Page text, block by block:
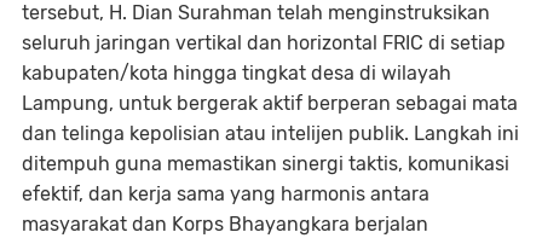
tersebut, H. Dian Surahman telah menginstruksikan
seluruh jaringan vertikal dan horizontal FRIC di setiap
kabupaten/kota hingga tingkat desa di wilayah
Lampung, untuk bergerak aktif berperan sebagai mata
dan telinga kepolisian atau intelijen publik. Langkah ini
ditempuh guna memastikan sinergi taktis, komunikasi
efektif, dan kerja sama yang harmonis antara
masyarakat dan Korps Bhayangkara berjalan